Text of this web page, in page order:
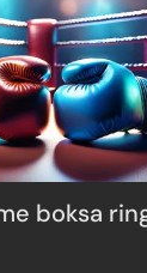
boksa